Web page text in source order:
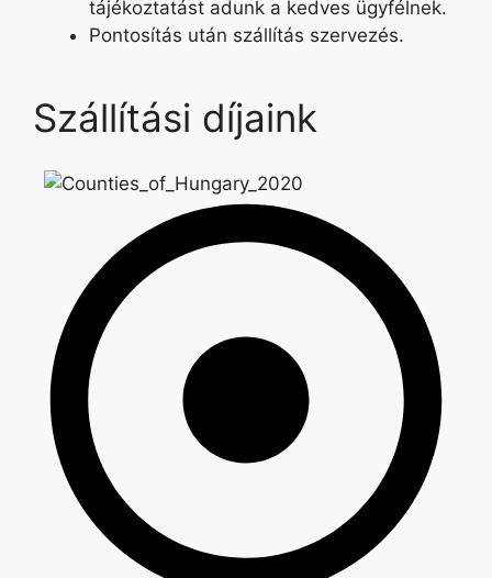
tájékoztatást adunk a kedves ügyfélnek.
Pontosítás után szállítás szervezés.
Szállítási díjaink